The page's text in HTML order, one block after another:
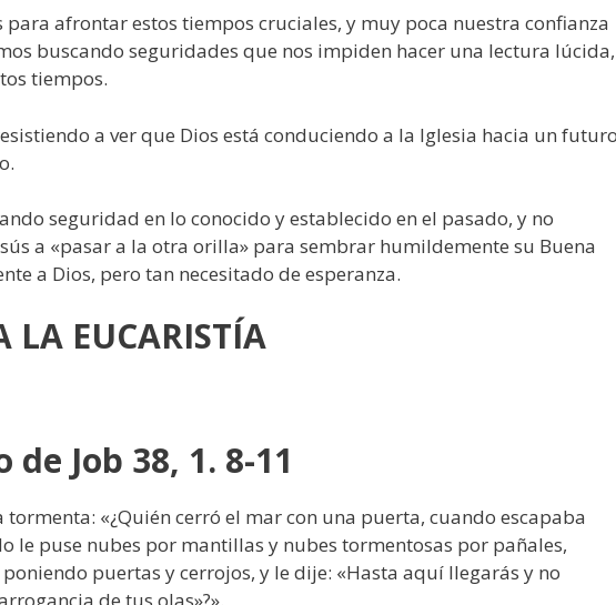
para afrontar estos tiempos cruciales, y muy poca nuestra confianza
buscando seguridades que nos impiden hacer una lectura lúcida,
tiempos.
a ver que Dios está conduciendo a la Iglesia hacia un futuro
seguridad en lo conocido y establecido en el pasado, y no
a «pasar a la otra orilla» para sembrar humildemente su Buena
a Dios, pero tan necesitado de esperanza.
LA EUCARISTÍA
Job 38, 1. 8-11
tormenta: «¿Quién cerró el mar con una puerta, cuando escapaba
le puse nubes por mantillas y nubes tormentosas por pañales,
puertas y cerrojos, y le dije: «Hasta aquí llegarás y no
de tus olas»?».